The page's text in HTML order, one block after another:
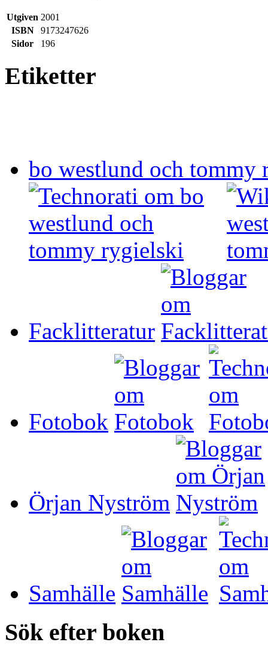
Utgiven 2001
ISBN
9173247626
Sidor
196
Etiketter
bo westlund och tommy
Facklitteratur
Fotobok
Örjan Nyström
Samhälle
Sök efter boken